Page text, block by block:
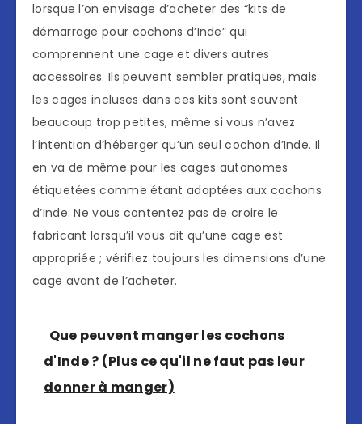
lorsque l’on envisage d’acheter des “kits de
démarrage pour cochons d’Inde” qui
comprennent une cage et divers autres
accessoires. Ils peuvent sembler pratiques, mais
les cages incluses dans ces kits sont souvent
beaucoup trop petites, même si vous n’avez
l’intention d’héberger qu’un seul cochon d’Inde. Il
en va de même pour les cages autonomes
étiquetées comme étant adaptées aux cochons
d’Inde. Ne vous contentez pas de croire le
fabricant lorsqu’il vous dit qu’une cage est
appropriée ; vérifiez toujours les dimensions d’une
cage avant de l’acheter.
Que peuvent manger les cochons
d'Inde ? (Plus ce qu'il ne faut pas leur
donner à manger)